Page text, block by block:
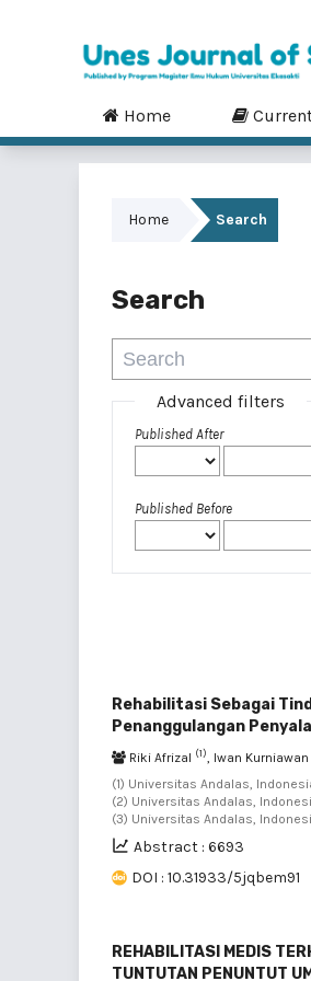
Home
Home Search
Search
Advanced filters
Published After
Published Before
Rehabilitasi Sebagai
Penanggulangan
Riki Afrizal (1), Iwan Kurniawan
(1) Universitas Andalas,
(2) Universitas Andalas,
(3) Universitas Andalas,
Abstract : 6693
DOI : 10.31933/5jqbem91
REHABILITASI MEDIS
TUNTUTAN PENUNTUT